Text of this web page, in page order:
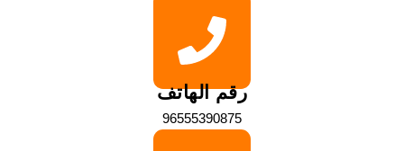
رقم الهاتف
96555390875